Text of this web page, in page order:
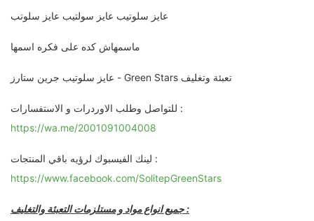
عايز سلوتيب عايز سولتيب عايز سلوتب
ماسمهاش كده على فكره اسمها
عايز سلوتيب جرين ستارز - Green Stars تعبئة وتغليف
للتواصل وطلب الاوردرات و الاستفسارات :
https://wa.me/2001091004008
لينك الفيسبوك لرؤيه باقي المنتجات :
https://www.facebook.com/SolitepGreenStars
جميع انواع مواد و مستلزمات التعبئة والتغليف :